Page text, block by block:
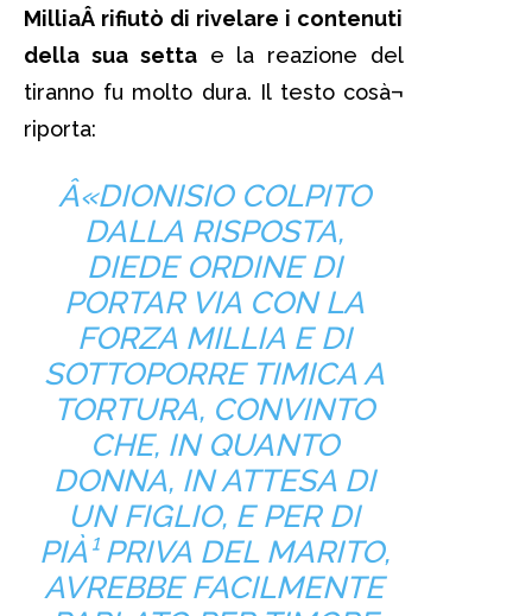
MilliaÂ rifiutò di rivelare i contenuti
della sua settae la reazione del
tiranno fu molto dura. Il testo cosà¬
riporta:
Â«DIONISIO COLPITO
DALLA RISPOSTA,
DIEDE ORDINE DI
PORTAR VIA CON LA
FORZA MILLIA E DI
SOTTOPORRE TIMICA A
TORTURA, CONVINTO
CHE, IN QUANTO
DONNA, IN ATTESA DI
UN FIGLIO, E PER DI
PIÀ¹ PRIVA DEL MARITO,
AVREBBE FACILMENTE